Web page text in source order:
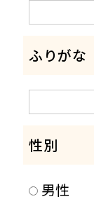
ふりがな
性別
男性